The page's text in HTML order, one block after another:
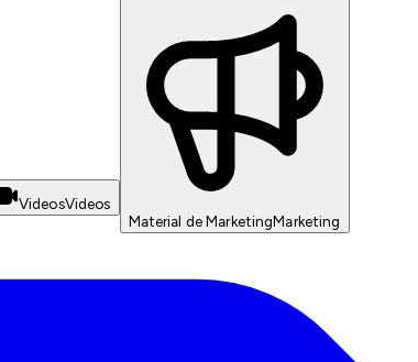
VideosVideos
Material de MarketingMarketing